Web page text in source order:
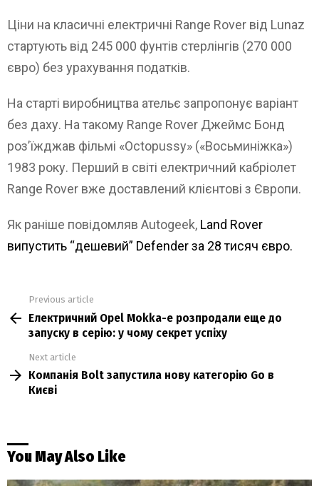
Ціни на класичні електричні Range Rover від Lunaz
стартують від 245 000 фунтів стерлінгів (270 000
євро) без урахування податків.
На старті виробництва ательє запропонує варіант
без даху. На такому Range Rover Джеймс Бонд
роз’їжджав фільмі «Octopussy» («Восьминіжка»)
1983 року. Перший в світі електричний кабріолет
Range Rover вже доставлений клієнтові з Європи.
Як раніше повідомляв Autogeek, Land Rover
випустить “дешевий” Defender за 28 тисяч євро.
more
Previous article
Електричний Opel Mokka-e розпродали еще до
запуску в серію: у чому секрет успіху
Next article
Компанія Bolt запустила нову категорію Go в
Києві
You May Also Like